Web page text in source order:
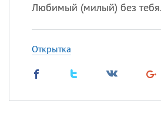
Любимый (милый) без тебя.
Открытка